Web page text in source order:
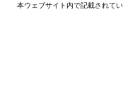
本ウェブサイト内で記載されて